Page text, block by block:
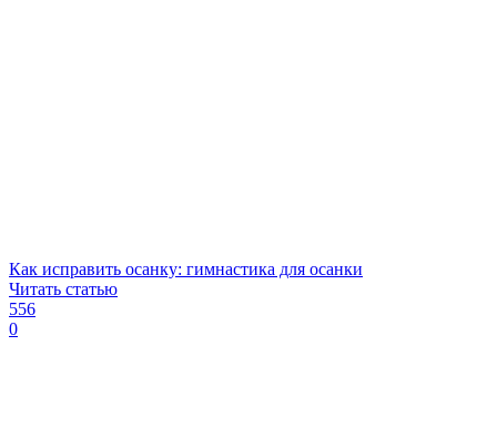
Как исправить осанку: гимнастика для осанки
Читать статью
556
0